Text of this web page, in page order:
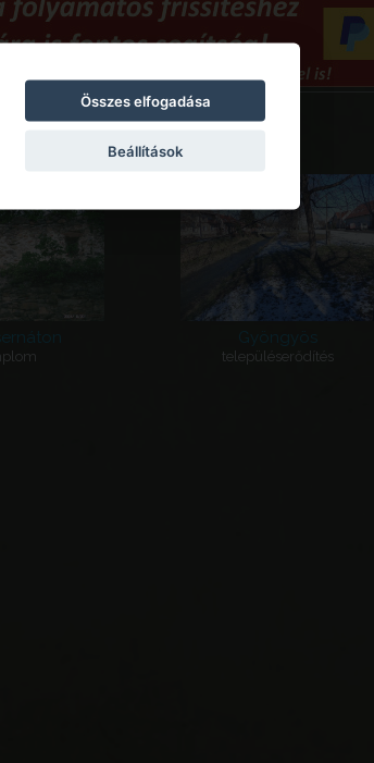
Gyöngyös
településerődítés
Összes elfogadása
Beállítások